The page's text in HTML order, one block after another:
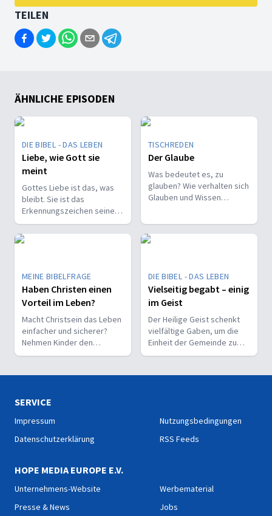
TEILEN
ÄHNLICHE EPISODEN
DIE BIBEL - DAS LEBEN
Liebe, wie Gott sie
meint
Gottes Liebe ist das, was
bleibt. Sie ist das
Erkennungszeichen seiner
Kinder und trägt, wenn alles
andere vergeht.
TISCHREDEN
Der Glaube
Was bedeutet es, zu
glauben? Wie verhalten sich
Glauben und Wissen
Entscheidung?
MEINE BIBELFRAGE
Haben Christen einen
Vorteil im Leben?
Macht Christsein das Leben
einfacher und sicherer?
Nehmen Kinder den
Glauben leichter an als
DIE BIBEL - DAS LEBEN
Vielseitig begabt – einig
im Geist
Der Heilige Geist schenkt
vielfältige Gaben, um die
Einheit der Gemeinde zu
stärken und sie zu
Menschen zu bekennen.
SERVICE
Impressum
Datenschutzerklärung
Nutzungsbedingungen
RSS Feeds
HOPE MEDIA EUROPE E.V.
Unternehmens-Website
Presse & News
Werbematerial
Jobs